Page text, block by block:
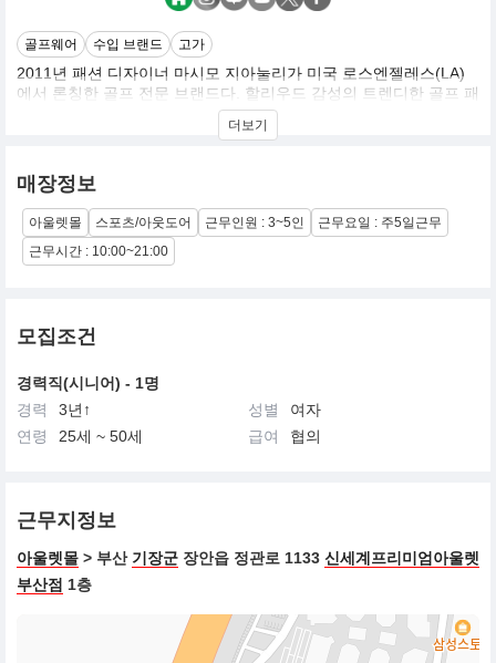
골프웨어 수입 브랜드 고가
2011년 패션 디자이너 마시모 지아눌리가 미국 로스엔젤레스(LA)
에서 론칭한 골프 전문 브랜드다. 할리우드 감성의 트렌디한 골프 패
션 브랜드로 골프웨어 명품 브랜드
더보기
매장정보
아울렛몰 스포츠/아웃도어 근무인원 : 3~5인
근무요일 : 주5일근무
근무시간 : 10:00~21:00
모집조건
경력직(시니어) - 1명
경력
3년↑ 성별
여자
연령
25세 ~ 50세 급여 협의
근무지정보
아울렛몰 > 부산 기장군 장안읍 정관로 1133 신세계프리미엄아울렛
부산점 1층